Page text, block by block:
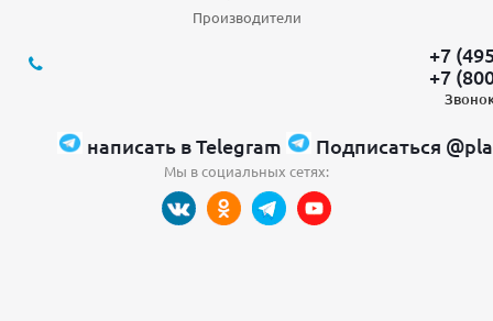
Производители
+7
+7
написать в Telegram Подписаться
Мы в социальных сетях: